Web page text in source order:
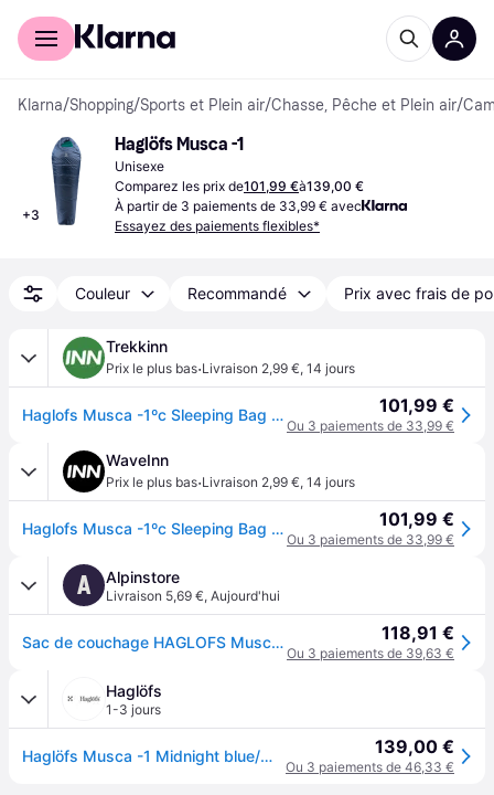
Acheter avec Klarna
Klarna/Shopping/Sports et Plein air/Chasse, Pêche et Plein air/
+3
Haglöfs Musca -1
Unisexe
Comparez les prix de101,99 €à139,00 €
À partir de 3 paiements de 33,99 € avec
Essayez des paiements flexibles*
Couleur Recommandé Prix avec frais de
Trekkinn
Prix le plus bas·Livraison 2,99 €, 14 jours
Haglofs Musca -1ºc Sleeping Bag Bleu Short / Left Zipper 101,99 €
Ou 3 paiements de 33,99 €
WaveInn
Prix le plus bas·Livraison 2,99 €, 14 jours
Haglofs Musca -1ºc Sleeping Bag Bleu Short / Left Zipper 101,99 €
Ou 3 paiements de 33,99 €
A Alpinstore
Livraison 5,69 €, Aujourd'hui
Sac de couchage HAGLOFS Musca -1 (Midnight Blue/Mint) 118,91 €
Ou 3 paiements de 39,63 €
Haglöfs
1-3 jours
Haglöfs Musca -1 Midnight blue/Mint - 175L 139,00 €
Ou 3 paiements de 46,33 €